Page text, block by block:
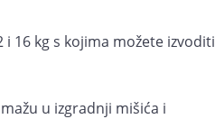
16 kg s kojima možete izvoditi
u izgradnji mišića i